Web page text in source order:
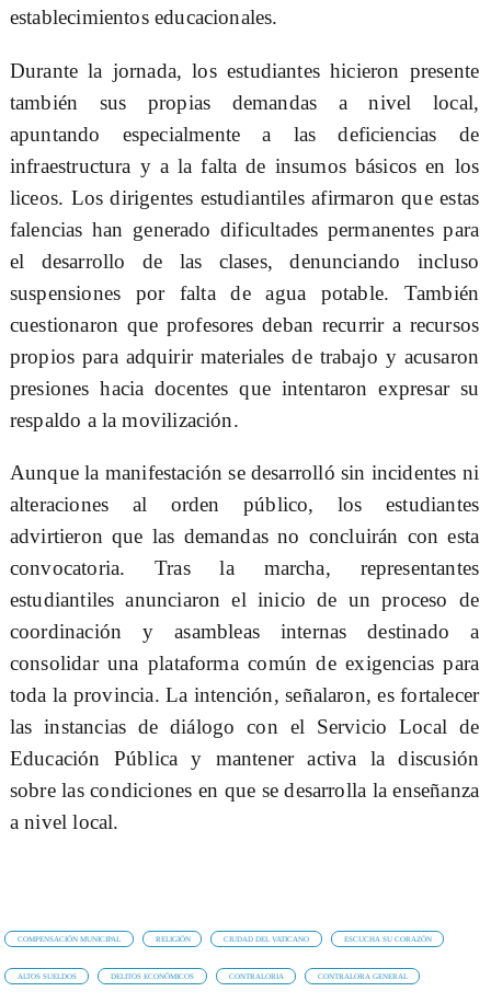
establecimientos educacionales.
Durante la jornada, los estudiantes hicieron presente
también sus propias demandas a nivel local,
apuntando especialmente a las deficiencias de
infraestructura y a la falta de insumos básicos en los
liceos. Los dirigentes estudiantiles afirmaron que estas
falencias han generado dificultades permanentes para
el desarrollo de las clases, denunciando incluso
suspensiones por falta de agua potable. También
cuestionaron que profesores deban recurrir a recursos
propios para adquirir materiales de trabajo y acusaron
presiones hacia docentes que intentaron expresar su
respaldo a la movilización.
Aunque la manifestación se desarrolló sin incidentes ni
alteraciones al orden público, los estudiantes
advirtieron que las demandas no concluirán con esta
convocatoria. Tras la marcha, representantes
estudiantiles anunciaron el inicio de un proceso de
coordinación y asambleas internas destinado a
consolidar una plataforma común de exigencias para
toda la provincia. La intención, señalaron, es fortalecer
las instancias de diálogo con el Servicio Local de
Educación Pública y mantener activa la discusión
sobre las condiciones en que se desarrolla la enseñanza
a nivel local.
COMPENSACIÓN MUNICIPAL RELIGIÓN CIUDAD DEL VATICANO ESCUCHA SU CORAZÓN
ALTOS SUELDOS DELITOS ECONÓMICOS CONTRALORIA CONTRALORA GENERAL